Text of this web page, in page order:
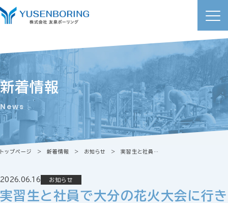
新着情報
News
トップページ 新着情報 お知らせ 実習生と社員で大分の花火大会に行きました！
2026.06.16 お知らせ
実習生と社員で大分の花火大会に行き